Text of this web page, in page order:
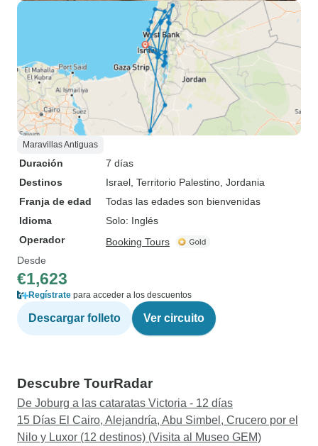
Maravillas Antiguas
Duración
7 días
Destinos
Israel , Territorio Palestino , Jordania
Franja de edad
Todas las edades son bienvenidas
Idioma
Solo: Inglés
Operador
Booking Tours
Desde
€1,623
Regístrate para acceder a los descuentos
Descargar folleto Ver circuito
Descubre TourRadar
De Joburg a las cataratas Victoria - 12 días
15 Días El Cairo, Alejandría, Abu Simbel, Crucero por el
Nilo y Luxor (12 destinos) (Visita al Museo GEM)